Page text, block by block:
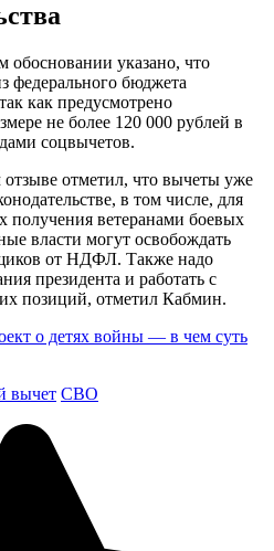
обосновании указано, что
федерального бюджета
как предусмотрено
не более 120 000 рублей в
соцвычетов.
отметил, что вычеты уже
в том числе, для
получения ветеранами боевых
власти могут освобождать
от НДФЛ. Также надо
президента и работать с
позиций, отметил Кабмин.
о детях войны — в чем суть
вычет СВО